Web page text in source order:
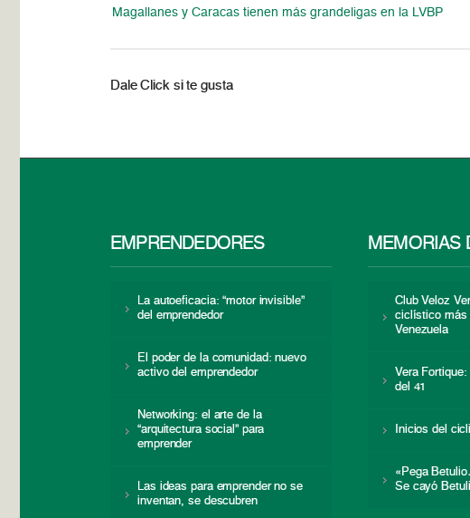
Magallanes y Caracas tienen más grandeligas en la LVBP
Dale Click si te gusta
EMPRENDEDORES
La autoeficacia: “motor invisible”
del emprendedor
El poder de la comunidad: nuevo
activo del emprendedor
Networking: el arte de la
“arquitectura social” para
emprender
Las ideas para emprender no se
inventan, se descubren
MEMORIAS
Club Veloz
ciclístico más
Venezuela
Vera
del 41
Inicios del
«Pega
Se cayó